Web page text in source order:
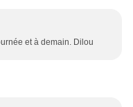
et à demain. Dilou